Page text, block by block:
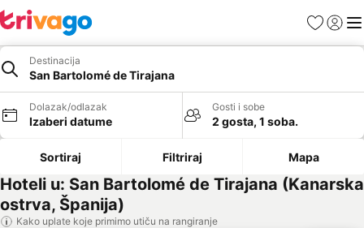
FavoritiPrijavi
Destinacija
San Bartolomé de Tirajana
Dolazak/odlazak
Izaberi datume
Gosti i sobe
2 gosta, 1 soba.
Sortiraj Filtriraj Mapa
Hoteli u: San Bartolomé de Tirajana (Kanarska
ostrva, Španija)
Kako uplate koje primimo utiču na rangiranje